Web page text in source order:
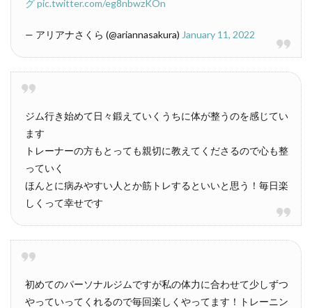
グpic.twitter.com/eg8nbwzKOn
— アリアナさくら (@ariannasakura) January 11, 2022
ジム行き始めて日々鍛えていくうちに体が整うのを感じてい
ます
トレーナーの方もとっても親切に教えてくださるので心も整
っていく
ほんとに病みやすい人とか筋トレするといいと思う！毎日楽
しくって幸せです
初めてのパーソナルジムですが私の体力に合わせて少しずつ
やっていってくれるので毎回楽しくやってます！トレーニン